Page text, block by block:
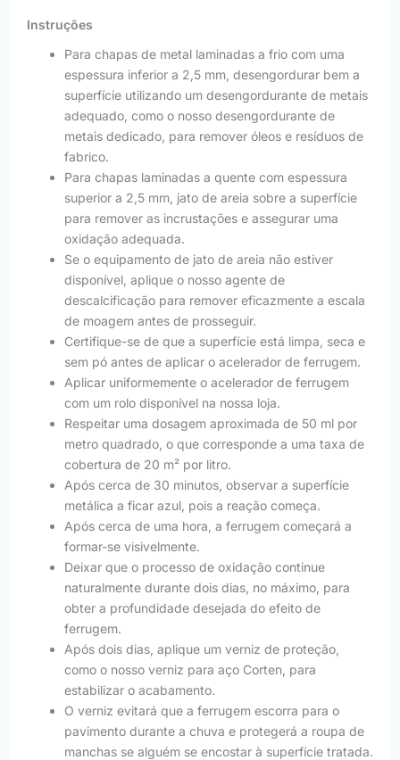
Instruções
Para chapas de metal laminadas a frio com uma
espessura inferior a 2,5 mm, desengordurar bem a
superfície utilizando um desengordurante de metais
adequado, como o nosso desengordurante de
metais dedicado, para remover óleos e resíduos de
fabrico.
Para chapas laminadas a quente com espessura
superior a 2,5 mm, jato de areia sobre a superfície
para remover as incrustações e assegurar uma
oxidação adequada.
Se o equipamento de jato de areia não estiver
disponível, aplique o nosso agente de
descalcificação para remover eficazmente a escala
de moagem antes de prosseguir.
Certifique-se de que a superfície está limpa, seca e
sem pó antes de aplicar o acelerador de ferrugem.
Aplicar uniformemente o acelerador de ferrugem
com um rolo disponível na nossa loja.
Respeitar uma dosagem aproximada de 50 ml por
metro quadrado, o que corresponde a uma taxa de
cobertura de 20 m² por litro.
Após cerca de 30 minutos, observar a superfície
metálica a ficar azul, pois a reação começa.
Após cerca de uma hora, a ferrugem começará a
formar-se visivelmente.
Deixar que o processo de oxidação continue
naturalmente durante dois dias, no máximo, para
obter a profundidade desejada do efeito de
ferrugem.
Após dois dias, aplique um verniz de proteção,
como o nosso verniz para aço Corten, para
estabilizar o acabamento.
O verniz evitará que a ferrugem escorra para o
pavimento durante a chuva e protegerá a roupa de
manchas se alguém se encostar à superfície tratada.